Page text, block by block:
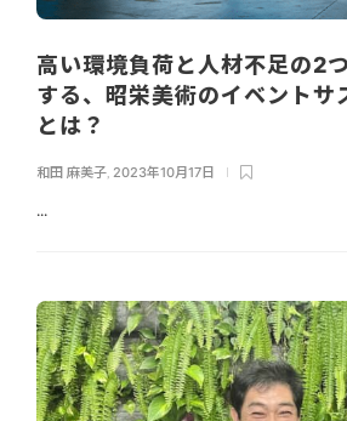
高い環境負荷と人材不足の2
する、昭栄美術のイベントサ
とは？
和田 麻美子 2023年10月17日
...